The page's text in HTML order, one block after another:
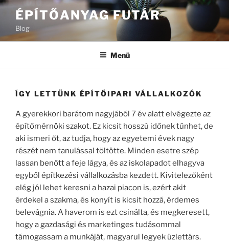
Tartalomhoz
ÉPÍTŐANYAG FUTÁR
Blog
Menü
ÍGY LETTÜNK ÉPÍTŐIPARI VÁLLALKOZÓK
A gyerekkori barátom nagyjából 7 év alatt elvégezte az
építőmérnöki szakot. Ez kicsit hosszú időnek tűnhet, de
aki ismeri őt, az tudja, hogy az egyetemi évek nagy
részét nem tanulással töltötte. Minden esetre szép
lassan benőtt a feje lágya, és az iskolapadot elhagyva
egyből építkezési vállalkozásba kezdett. Kivitelezőként
elég jól lehet keresni a hazai piacon is, ezért akit
érdekel a szakma, és konyít is kicsit hozzá, érdemes
belevágnia. A haverom is ezt csinálta, és megkeresett,
hogy a gazdasági és marketinges tudásommal
támogassam a munkáját, magyarul legyek üzlettárs.